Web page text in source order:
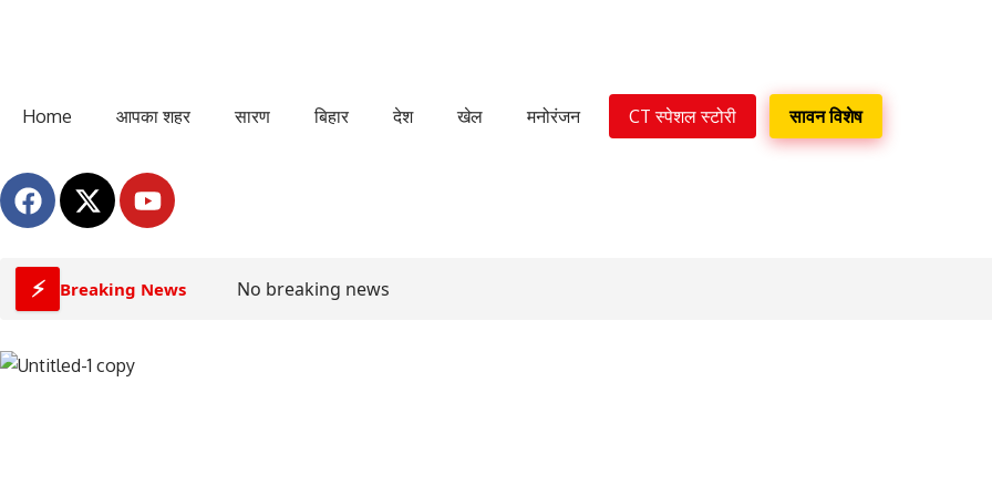
Home आपका शहर सारण बिहार देश खेल मनोरंजन CT स्पेशल स्टोरी सावन विशेष
⚡ Breaking News No breaking news